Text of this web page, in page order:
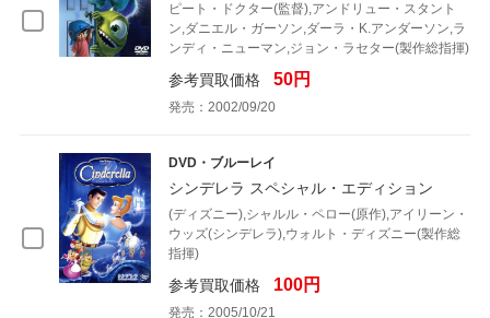
ピート・ドクター(監督),アンドリュー・スタント
ン,ダニエル・ガーソン,ダーラ・K.アンダーソン,ラ
ンディ・ニューマン,ジョン・ラセター(製作総指揮)
参考買取価格 50円
発売：2002/09/20
DVD・ブルーレイ
シンデレラ スペシャル・エディション
(ディズニー),シャルル・ペロー(原作),アイリーン・
ウッズ(シンデレラ),ウォルト・ディズニー(製作総
指揮)
参考買取価格 100円
発売：2005/10/21